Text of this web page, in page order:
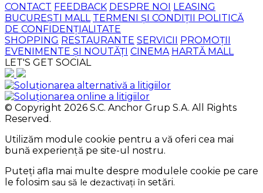
CONTACT FEEDBACK DESPRE NOI LEASING
BUCUREȘTI MALL TERMENI ȘI CONDIȚII POLITICĂ
DE CONFIDENȚIALITATE
SHOPPING RESTAURANTE SERVICII PROMOȚII
EVENIMENTE ȘI NOUTĂȚI CINEMA HARTĂ MALL
LET'S GET SOCIAL
© Copyright 2026 S.C. Anchor Grup S.A. All Rights
Reserved.
Utilizăm module cookie pentru a vă oferi cea mai
bună experiență pe site-ul nostru.
Puteți afla mai multe despre modulele cookie pe care
le folosim sau să le dezactivați în setări.